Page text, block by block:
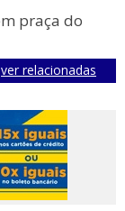
praça do
ver relacionadas